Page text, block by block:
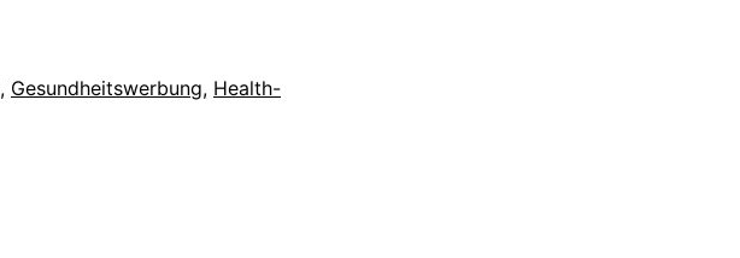
, Gesundheitswerbung, Health-